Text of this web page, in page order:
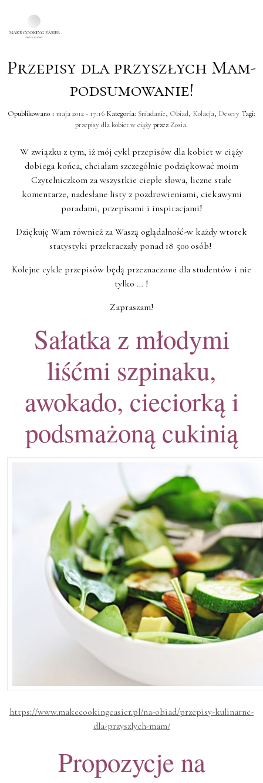
Skip to main content
Przepisy dla przyszłych Mam-
podsumowanie!
Opublikowano 1 maja 2012 - 17:16 Kategoria: Śniadanie, Obiad, Kolacja, Desery Tagi:
przepisy dla kobiet w ciążyprzez Zosia.
W związku z tym, iż mój cykl przepisów dla kobiet w ciąży
dobiega końca, chciałam szczególnie podziękować moim
Czytelniczkom za wszystkie ciepłe słowa, liczne stałe
komentarze, nadesłane listy z pozdrowieniami, ciekawymi
poradami, przepisami i inspiracjami!
Dziękuję Wam również za Waszą oglądalność-w każdy wtorek
statystyki przekraczały ponad 18 500 osób!
Kolejne cykle przepisów będą przeznaczone dla studentów i nie
tylko … !
Zapraszam!
Sałatka z młodymi
liśćmi szpinaku,
awokado, cieciorką i
podsmażoną cukinią
https://www.makecookingeasier.pl/na-obiad/przepisy-kulinarne-
dla-przyszlych-mam/
Propozycje na